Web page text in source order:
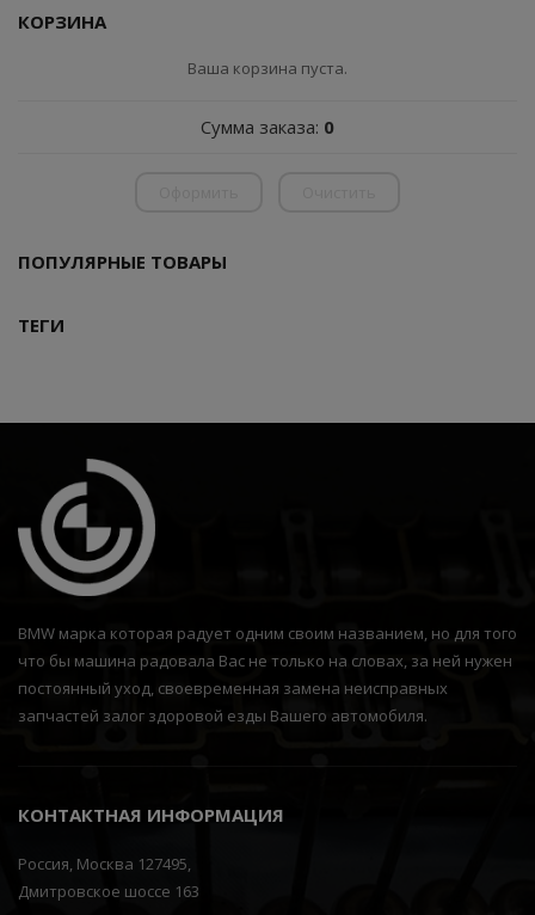
КОРЗИНА
Ваша корзина пуста.
Сумма заказа: 0
ПОПУЛЯРНЫЕ ТОВАРЫ
ТЕГИ
BMW марка которая радует одним своим названием, но для того
что бы машина радовала Вас не только на словах, за ней нужен
постоянный уход, своевременная замена неисправных
запчастей залог здоровой езды Вашего автомобиля.
КОНТАКТНАЯ ИНФОРМАЦИЯ
Россия, Москва 127495,
Дмитровское шоссе 163